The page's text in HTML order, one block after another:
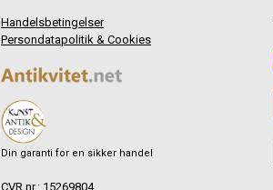
Handelsbetingelser
Persondatapolitik & Cookies
Din garanti for en sikker handel
CVR.nr.: 15269804